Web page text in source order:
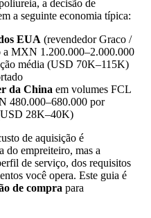
a decisão de
a seguinte economia típica:
EUA (revendedor Graco /
a MXN 1.200.000–2.000.000
média (USD 70K–115K)
da China em volumes FCL
480.000–680.000 por
28K–40K)
de aquisição é
do empreiteiro, mas a
de serviço, dos requisitos
você opera. Este guia é
de compra para